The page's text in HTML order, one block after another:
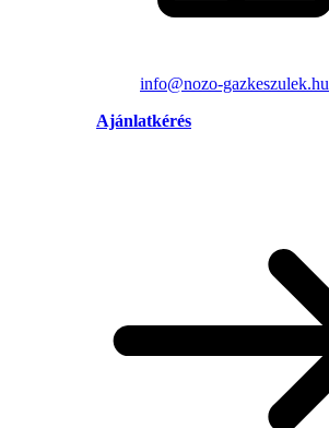
info@nozo-gazkeszulek.hu
Ajánlatkérés